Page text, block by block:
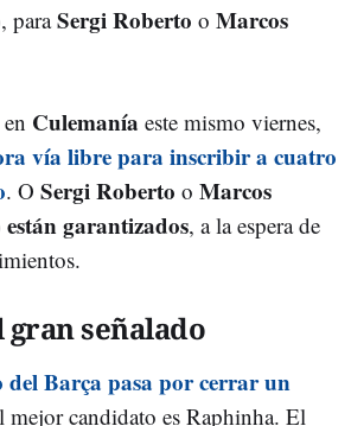
paraSergi Roberto o Marcos
Culemanía este mismo viernes,
vía libre para inscribir a cuatro
. O Sergi Roberto o Marcos
están garantizados, a la espera de
gran señalado
del Barça pasa por cerrar un
mejor candidato es Raphinha. El